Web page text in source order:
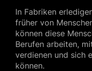
In Fabriken
früher von
können diese
Berufen arbeiten,
verdienen und sich
können.